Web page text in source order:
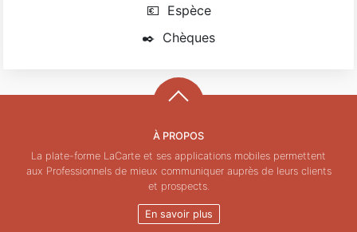
💶 Espèce
✒️ Chèques
À PROPOS
La plate-forme LaCarte et ses applications mobiles permettent
aux Professionnels de mieux communiquer auprès de leurs clients
et prospects.
En savoir plus